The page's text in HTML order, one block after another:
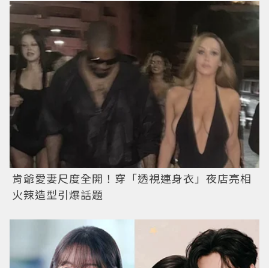
肯爺愛妻尺度全開！穿「透視連身衣」夜店亮相
火辣造型引爆話題